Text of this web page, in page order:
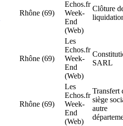
Rhône (69)
Echos.fr
Week-
End
(Web)
Clôture
Rhône (69)
Les
Echos.fr
Week-
End
(Web)
SARL
Rhône (69)
Les
Echos.fr
Week-
End
(Web)
Transfert
siège
autre